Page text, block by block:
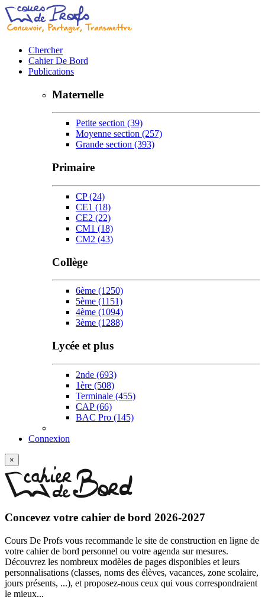
Chercher
Cahier De Bord
Publications
Maternelle
Petite section (39)
Moyenne section (257)
Grande section (393)
Primaire
CP(24)
CE1 (18)
CE2 (22)
CM1 (18)
CM2 (43)
Collège
6ème (1250)
5ème (1151)
4ème (1094)
3ème (1288)
Lycée et plus
2nde (693)
1ère (508)
Terminale (455)
CAP(66)
BAC Pro (145)
Connexion
×
Concevez votre cahier de bord 2026-2027
Cours De Profs vous recommande le site de construction en ligne de
votre cahier de bord personnel ou votre agenda sur mesures.
Découvrez les nombreux modèles de pages disponibles et leurs
personnalisations (classes, noms des élèves, vacances, zone scolaire,
jours présents, ...), et proposez-nous ceux qui vous correspondraient
le mieux...